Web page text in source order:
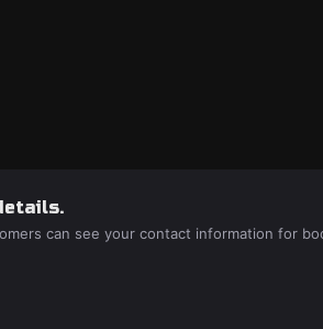
can see your contact information for